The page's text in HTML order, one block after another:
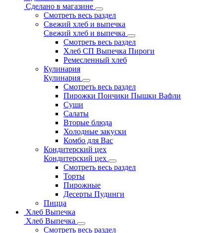
Сделано в магазине
Смотреть весь раздел
Свежий хлеб и выпечка
Свежий хлеб и выпечка
Смотреть весь раздел
Хлеб СП Выпечка Пироги
Ремесленный хлеб
Кулинария
Кулинария
Смотреть весь раздел
Пирожки Пончики Пышки Вафли
Суши
Салаты
Вторые блюда
Холодные закуски
Комбо для Вас
Кондитерский цех
Кондитерский цех
Смотреть весь раздел
Торты
Пирожные
Десерты Пудинги
Пицца
Хлеб Выпечка
Хлеб Выпечка
Смотреть весь раздел